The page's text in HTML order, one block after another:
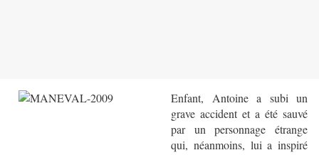
Enfant, Antoine a subi un
grave accident et a été sauvé
par un personnage étrange
qui, néanmoins, lui a inspiré